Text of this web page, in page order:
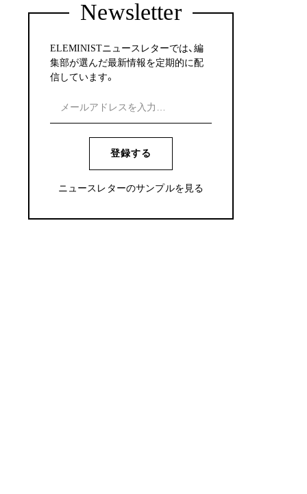
Newsletter
ELEMINISTニュースレターでは、編
集部が選んだ最新情報を定期的に配
信しています。
登録する
ニュースレターのサンプルを見る